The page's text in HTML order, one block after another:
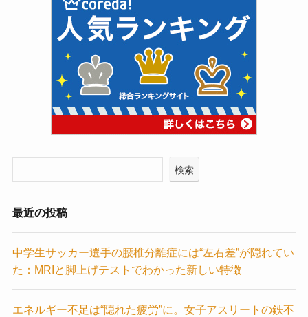
検索
最近の投稿
中学生サッカー選手の腰椎分離症には“左右差”が隠れてい
た：MRIと脚上げテストでわかった新しい特徴
エネルギー不足は“隠れた疲労”に。女子アスリートの鉄不